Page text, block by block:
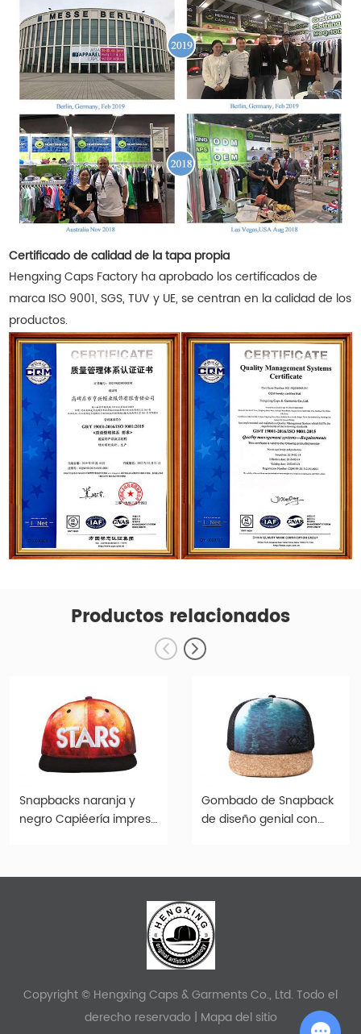
Certificado de calidad de la tapa propia
Hengxing Caps Factory ha aprobado los certificados de
marca ISO 9001, SGS, TUV y UE, se centran en la calidad de los
productos.
Productos relacionados
Snapbacks naranja y
negro Capiéería impresa
Gombado de Snapback
de diseño genial con
Copyright © Hengxing Caps & Garments Co., Ltd. Todo el
derecho reservado | Mapa del sitio